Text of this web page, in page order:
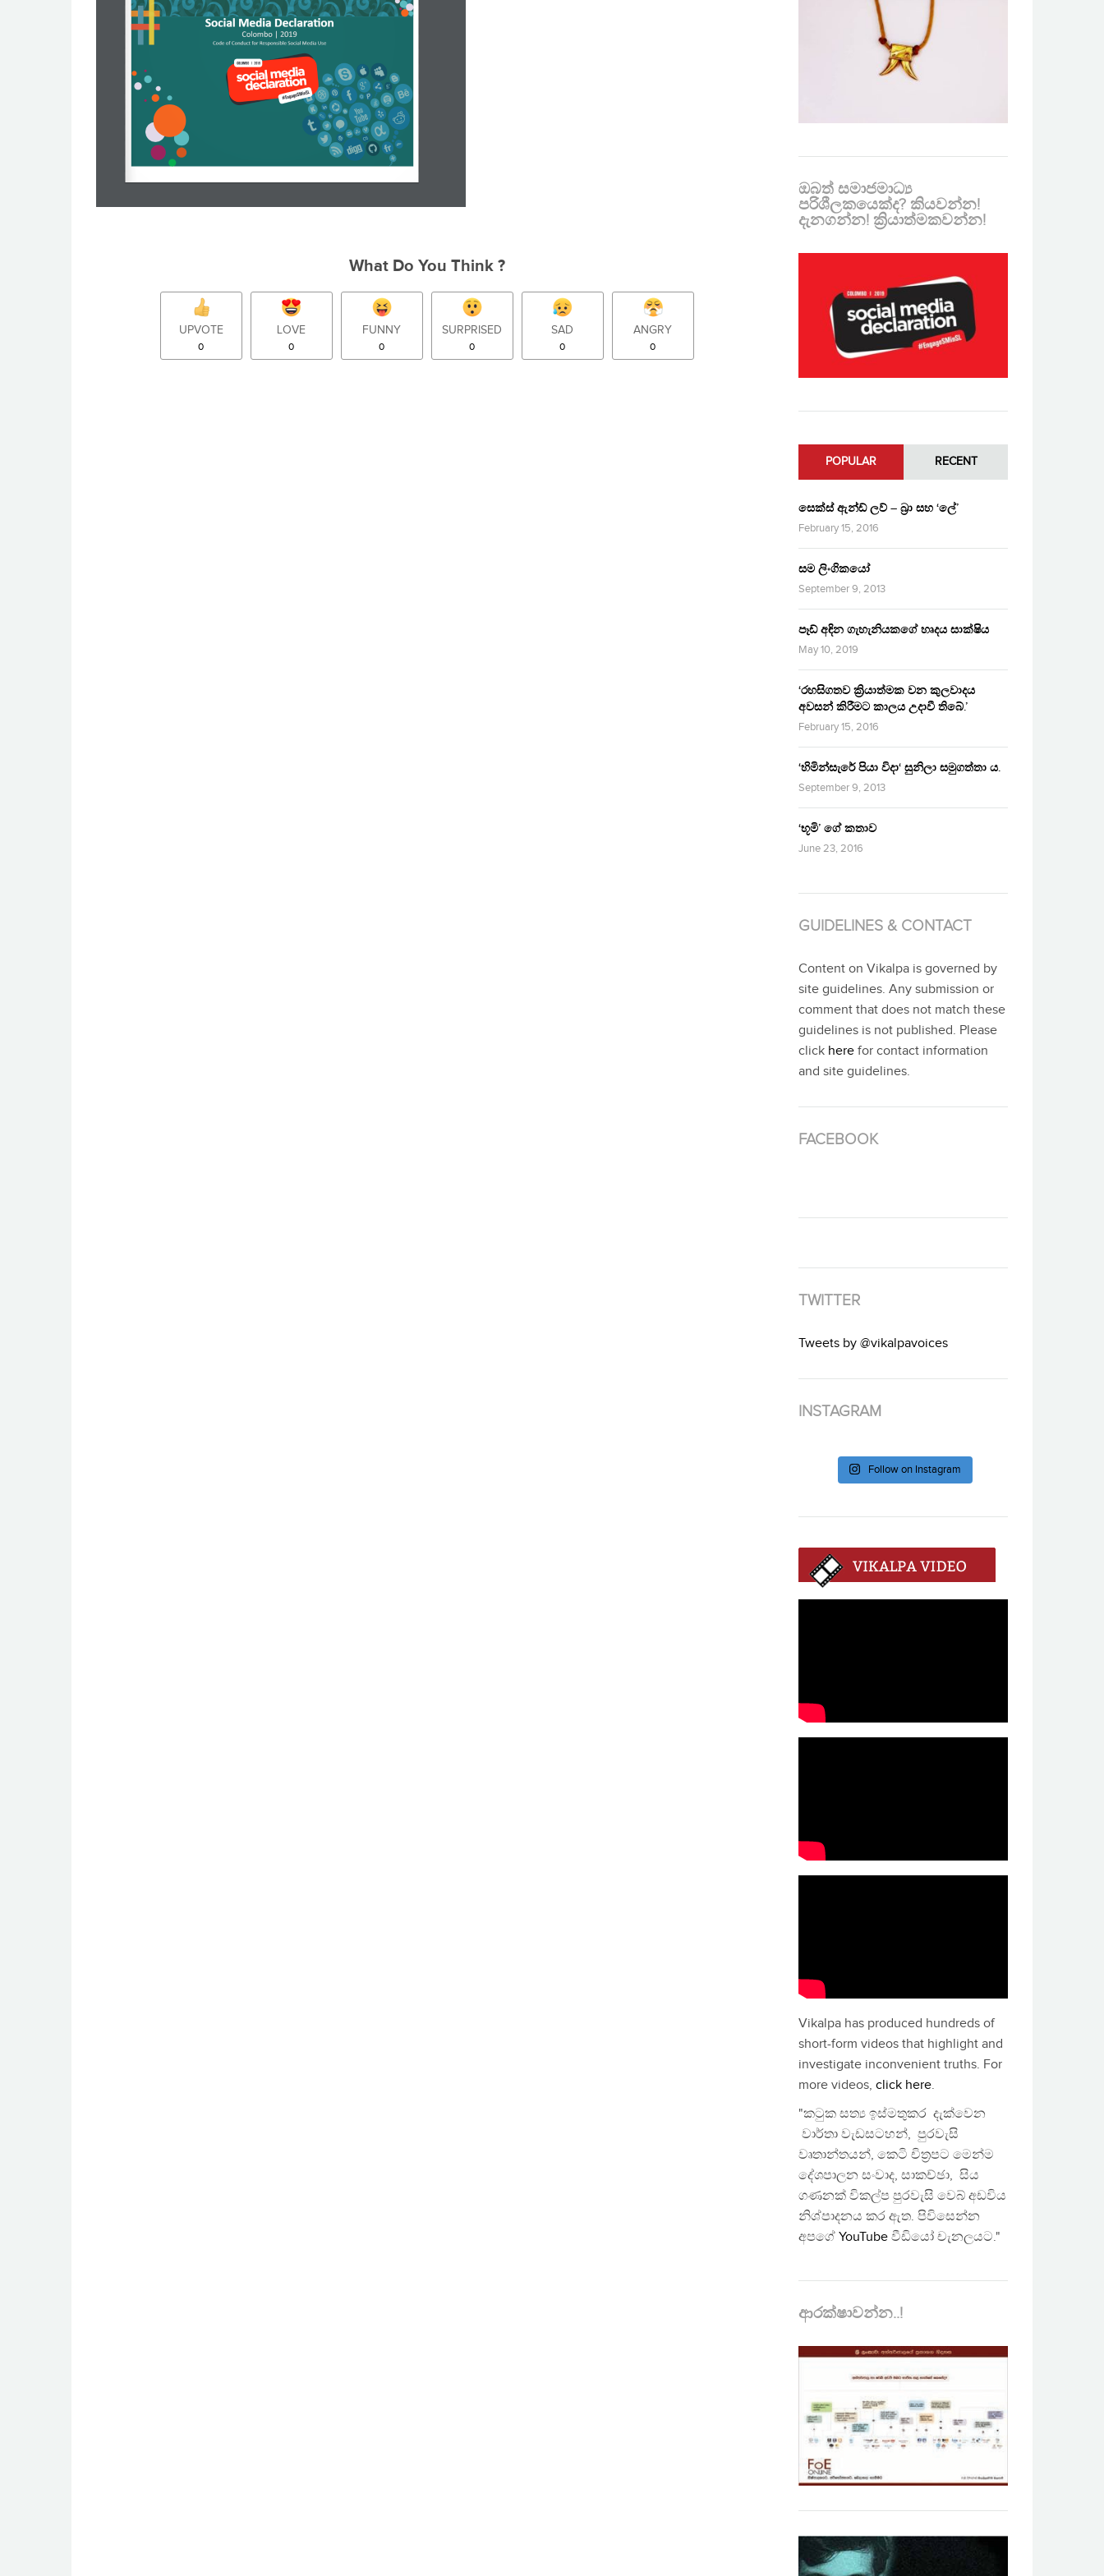
What Do You Think ?
UPVOTE
0
LOVE
0
FUNNY
0
SURPRISED
0
SAD
0
ANGRY
0
ඔබත් සමාජමාධ්‍ය
පරිශීලකයෙක්ද? කියවන්න!
දැනගන්න! ක්‍රියාත්මකවන්න!
POPULAR RECENT
සෙක්ස් ඇන්ඩ් ලව් – බ්‍රා සහ ‘ලේ’
February 15, 2016
සම ලිංගිකයෝ
September 9, 2013
පෑඩ් අඳින ගැහැනියකගේ හෘදය සාක්ෂිය
May 10, 2019
‘රහසිගතව ක්‍රියාත්මක වන කුලවාදය
අවසන් කිරීමට කාලය උදාවී තිබේ.’
February 15, 2016
‘හිමින්සැරේ පියා විදා‘ සුනිලා සමුගත්තා ය.
September 9, 2013
‘භූමි’ ගේ කතාව
June 23, 2016
GUIDELINES & CONTACT
Content on Vikalpa is governed by
site guidelines. Any submission or
comment that does not match these
guidelines is not published. Please
click here for contact information
and site guidelines.
FACEBOOK
TWITTER
Tweets by @vikalpavoices
INSTAGRAM
Follow on Instagram
Vikalpa has produced hundreds of
short-form videos that highlight and
investigate inconvenient truths. For
more videos, click here.
"කටුක සත්‍ය ඉස්මතුකර දැක්වෙන
වාර්තා වැඩසටහන්, පුරවැසි
වෘතාන්තයන්, කෙටි චිත්‍රපට මෙන්ම
දේශපාලන සංවාද, සාකච්ඡා, සිය
ගණනක් විකල්ප පුරවැසි වෙබ් අඩවිය
නිශ්පාදනය කර ඇත. පිවිසෙන්න
අපගේ YouTube වීඩියෝ චැනලයට."
ආරක්ෂාවන්න..!